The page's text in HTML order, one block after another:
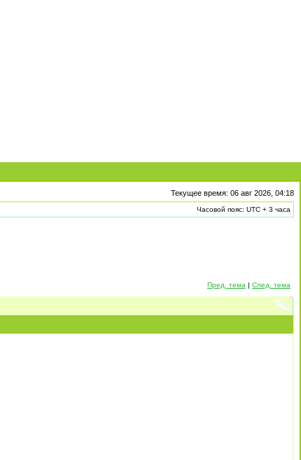
Текущее время: 06 авг 2026, 04:18
Часовой пояс: UTC + 3 часа
Пред. тема | След. тема